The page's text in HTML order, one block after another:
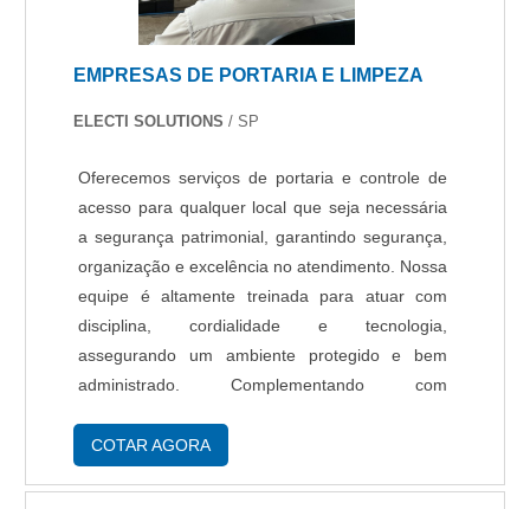
de segurança.É uma empresa comprometida
pela segurança, padrões possíveis por contar
com escritório de alta qualidade onde são
serviços disponíveis. Tudo isso, somado à
performance de uma equipe multidisciplinar de
consultores associados e profissionais com vasta
experiência na área de atuação, fecha todo o
ciclo de entrega com excelência para toda a
carteira de clientes.
EMPRESAS DE PORTARIA E LIMPEZA
ELECTI SOLUTIONS / SP
Oferecemos serviços de portaria e controle de
acesso para qualquer local que seja necessária
a segurança patrimonial, garantindo segurança,
organização e excelência no atendimento. Nossa
equipe é altamente treinada para atuar com
disciplina, cordialidade e tecnologia,
assegurando um ambiente protegido e bem
administrado. Complementando com
qualidade com constante treinamento,
COTAR AGORA